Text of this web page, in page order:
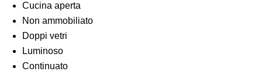
Cucina aperta
Non ammobiliato
Doppi vetri
Luminoso
Continuato